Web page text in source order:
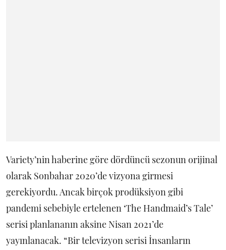
Variety’nin haberine göre dördüncü sezonun orijinal
olarak Sonbahar 2020’de vizyona girmesi
gerekiyordu. Ancak birçok prodüksiyon gibi
pandemi sebebiyle ertelenen ‘The Handmaid’s Tale’
serisi planlananın aksine Nisan 2021’de
yayınlanacak. “Bir televizyon serisi İnsanların